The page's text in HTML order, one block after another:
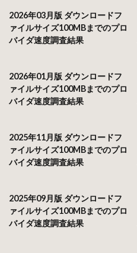
2026年03月版 ダウンロードフ
ァイルサイズ100MBまでのプロ
バイダ速度調査結果
2026年01月版 ダウンロードフ
ァイルサイズ100MBまでのプロ
バイダ速度調査結果
2025年11月版 ダウンロードフ
ァイルサイズ100MBまでのプロ
バイダ速度調査結果
2025年09月版 ダウンロードフ
ァイルサイズ100MBまでのプロ
バイダ速度調査結果